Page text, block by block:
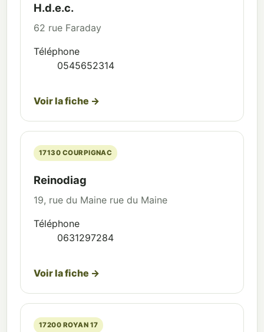
H.d.e.c.
62 rue Faraday
Téléphone
0545652314
Voir la fiche →
17130 COURPIGNAC
Reinodiag
19, rue du Maine rue du Maine
Téléphone
0631297284
Voir la fiche →
17200 ROYAN 17